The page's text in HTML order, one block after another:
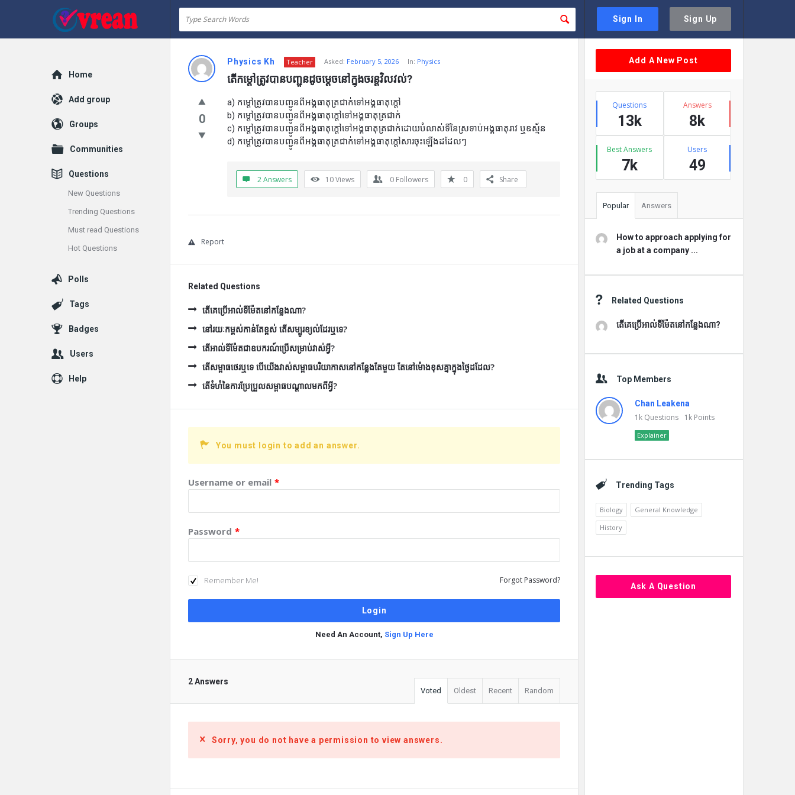
Sign In Sign Up
vrean.com
Physics Kh Teacher Asked: February 5, 2026 In: Physics
តើកម្តៅត្រូវបានបញ្ជូនដូចម្ដេចនៅក្នុងចរន្តវិលវល់?
0
a) កម្តៅត្រូវបានបញ្ជូនពីអង្គធាតុត្រជាក់ទៅអង្គធាតុក្តៅ
b) កម្តៅត្រូវបានបញ្ជូនពីអង្គធាតុក្តៅទៅអង្គធាតុត្រជាក់
c) កម្តៅត្រូវបានបញ្ជូនពីអង្គធាតុក្តៅទៅអង្គធាតុត្រជាក់ដោយបំលាស់ទីនៃស្រទាប់អង្គធាតុរាវ ឬឧស្ម័ន
d) កម្តៅត្រូវបានបញ្ជូនពីអង្គធាតុត្រជាក់ទៅអង្គធាតុក្តៅសារចុះឡើងដដែលៗ
2 Answers 10Views 0 Followers 0 Share
Report
Related Questions
តើគេប្រើអាល់ទីម៉ែតនៅកន្លែងណា?
នៅរយៈកម្ពស់កាន់តែខ្ពស់ តើសម្បូរខ្យល់ដែរឬទេ?
តើអាល់ទីម៉ែតជាឧបករណ៍ប្រើសម្រាប់វាស់អ្វី?
តើសម្ពាធថេរឬទេ បើយើងវាស់សម្ពាធបរិយាកាសនៅកន្លែងតែមួយ តែនៅម៉ោងខុសគ្នាក្នុងថ្ងៃដដែល?
តើទំហំនៃការប្រែប្រួលសម្ពាធបណ្តាលមកពីអ្វី?
You must login to add an answer.
Username or email *
Password *
Remember Me! Forgot Password?
Need An Account, Sign Up Here
2 Answers
Voted Oldest Recent Random
Sorry, you do not have a permission to view answers.
Sidebar
Add A New Post
Stats
Questions
13k
Answers
8k
Best Answers
7k
Users
49
Popular Answers
How to approach applying for
a job at a company ...
Related Questions
តើគេប្រើអាល់ទីម៉ែតនៅកន្លែងណា?
Top Members
Chan Leakena
1k Questions 1k Points
Explainer
Trending Tags
Biology
General Knowledge
History
Ask A Question
Explore
Home
Add group
Groups
Communities
Questions
New Questions
Trending Questions
Must read Questions
Hot Questions
Polls
Tags
Badges
Users
Help